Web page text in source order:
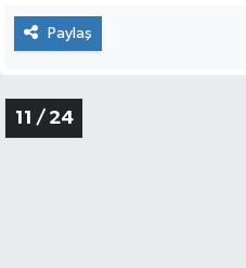
zenginliklerini
çılgın fotoğraflarını
medyada saçmalayıp,